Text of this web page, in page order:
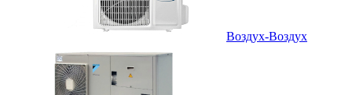
Воздух-Воздух